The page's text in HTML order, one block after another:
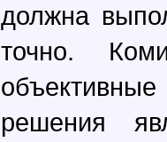
должна
точно.
решения